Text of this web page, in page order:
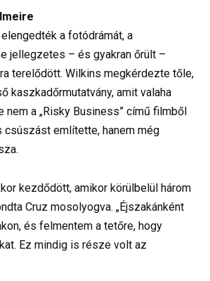
a fotódrámát, a
jellegzetes – és gyakran őrült –
terelődött. Wilkins megkérdezte tőle,
kaszkadőrmutatvány, amit valaha
nem a „Risky Business” című filmből
csúszást említette, hanem még
kezdődött, amikor körülbelül három
Cruz mosolyogva. „Éjszakánként
és felmentem a tetőre, hogy
Ez mindig is része volt az